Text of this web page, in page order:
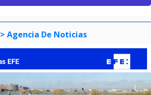
> Agencia De Noticias